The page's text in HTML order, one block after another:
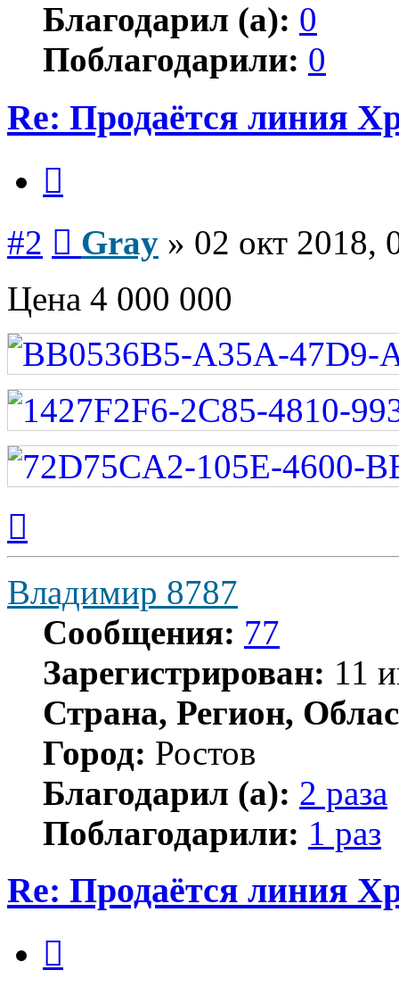
Благодарил (а): 0
Поблагодарили: 0
Re: Продаётся линия
#2 Gray » 02 окт 2018,
Цена 4 000 000
началу
Владимир 8787
Сообщения: 77
Зарегистрирован: 11
Страна, Регион,
Город: Ростов
Благодарил (а): 2 раза
Поблагодарили: 1 раз
Re: Продаётся линия